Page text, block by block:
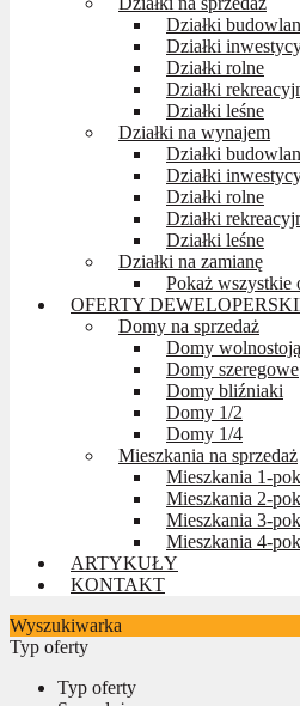
Działki
Działki
Działki rolne
Działki
Działki leśne
Działki na wynajem
Działki
Działki
Działki rolne
Działki
Działki leśne
Działki na zamianę
Pokaż wszystkie
OFERTY
Domy na sprzedaż
Domy
Domy szeregowe
Domy bliźniaki
Domy 1/2
Domy 1/4
Mieszkania na sprzedaż
Mieszkania 1-
Mieszkania 2-
Mieszkania 3-
Mieszkania 4-
ARTYKUŁY
KONTAKT
Wyszukiwarka
Typ oferty
Typ oferty